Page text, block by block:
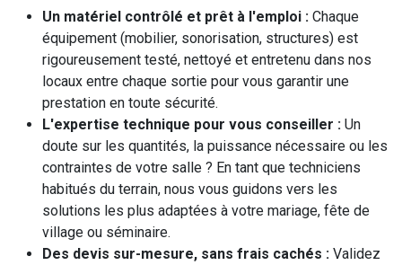
Un matériel contrôlé et prêt à l'emploi : Chaque
équipement (mobilier, sonorisation, structures) est
rigoureusement testé, nettoyé et entretenu dans nos
locaux entre chaque sortie pour vous garantir une
prestation en toute sécurité.
L'expertise technique pour vous conseiller : Un
doute sur les quantités, la puissance nécessaire ou les
contraintes de votre salle ? En tant que techniciens
habitués du terrain, nous vous guidons vers les
solutions les plus adaptées à votre mariage, fête de
village ou séminaire.
Des devis sur-mesure, sans frais cachés : Validez